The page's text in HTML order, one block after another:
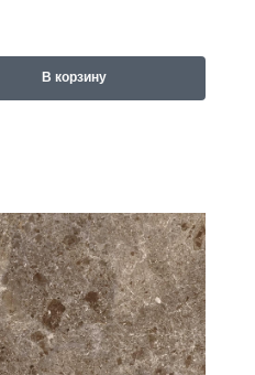
В корзину